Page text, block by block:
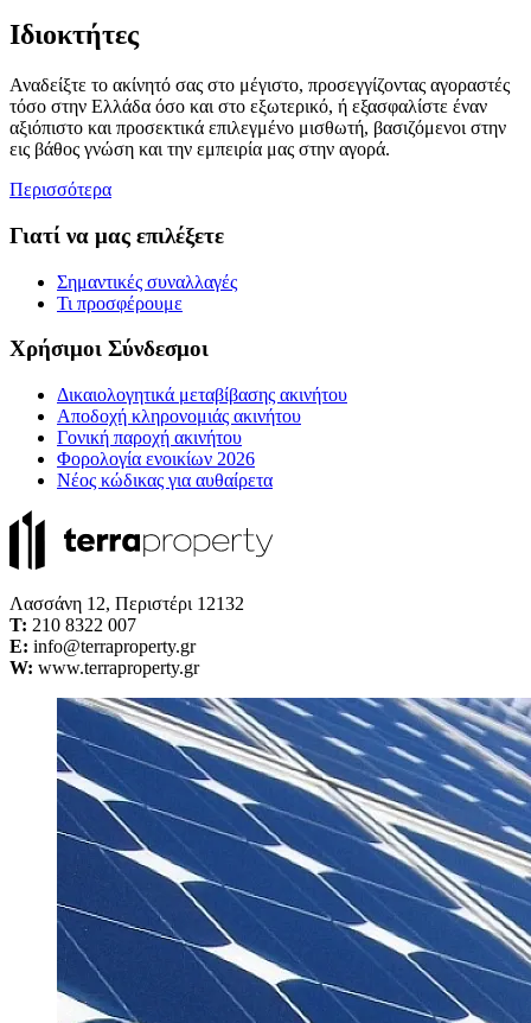
Ιδιοκτήτες
Αναδείξτε το ακίνητό σας στο μέγιστο, προσεγγίζοντας αγοραστές
τόσο στην Ελλάδα όσο και στο εξωτερικό, ή εξασφαλίστε έναν
αξιόπιστο και προσεκτικά επιλεγμένο μισθωτή, βασιζόμενοι στην
εις βάθος γνώση και την εμπειρία μας στην αγορά.
Περισσότερα
Γιατί να μας επιλέξετε
Σημαντικές συναλλαγές
Τι προσφέρουμε
Χρήσιμοι Σύνδεσμοι
Δικαιολογητικά μεταβίβασης ακινήτου
Αποδοχή κληρονομιάς ακινήτου
Γονική παροχή ακινήτου
Φορολογία ενοικίων 2026
Νέος κώδικας για αυθαίρετα
Λασσάνη 12, Περιστέρι 12132
Τ: 210 8322 007
E: info@terraproperty.gr
W: www.terraproperty.gr